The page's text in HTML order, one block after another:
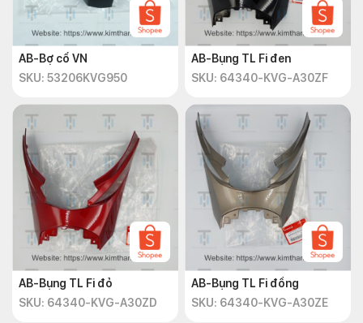
AB-Bợ cổ VN
SKU: 53206KVG950
AB-Bụng TL Fi đen
SKU: 64340-KVG-A30ZF
AB-Bụng TL Fi đỏ
SKU: 64340-KVG-A30ZD
AB-Bụng TL Fi đồng
SKU: 64340-KVG-A30ZE